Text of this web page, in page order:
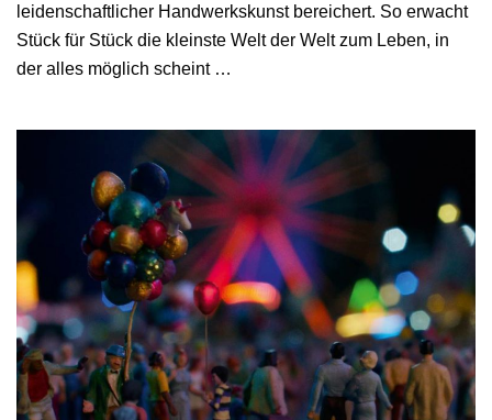
leidenschaftlicher Handwerkskunst bereichert. So erwacht
Stück für Stück die kleinste Welt der Welt zum Leben, in
der alles möglich scheint …